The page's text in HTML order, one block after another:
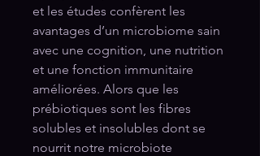
et les études confèrent les
avantages d’un microbiome sain
avec une cognition, une nutrition
et une fonction immunitaire
améliorées. Alors que les
prébiotiques sont les fibres
solubles et insolubles dont se
nourrit notre microbiote